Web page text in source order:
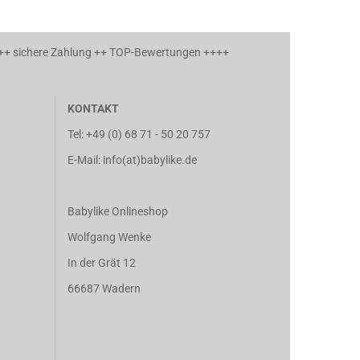
sichere Zahlung ++ TOP-Bewertungen ++++
KONTAKT
Tel:+49 (0) 68 71 - 50 20 757
E-Mail: info(at)babylike.de
Babylike Onlineshop
Wolfgang Wenke
In der Grät 12
66687 Wadern